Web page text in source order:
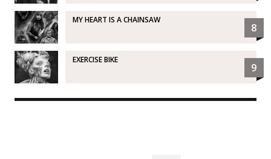
MY HEART IS A CHAINSAW
8
EXERCISE BIKE
9